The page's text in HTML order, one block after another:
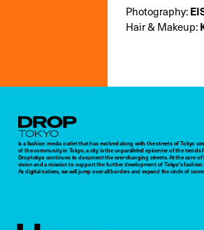
Photography:
Hair & Makeup:
Droptokyo
is a fashion media outlet that has evolved along with the streets of Tokyo
of the community in Tokyo, a city is the unparalleled epicenter of the trends
Droptokyo continues to document the ever-changing streets. At the core
vision and a mission to support the further development of Tokyo’s
As digital natives, we will jump over all borders and expand the circle of